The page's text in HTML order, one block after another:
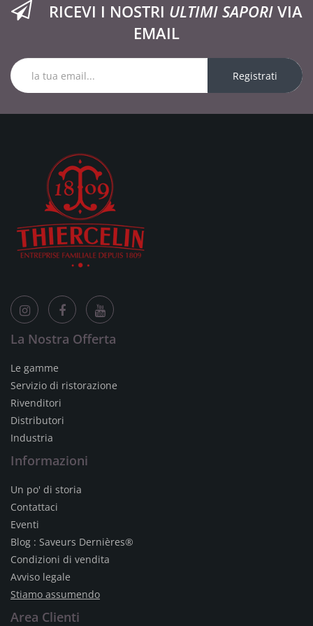
RICEVI I NOSTRI ULTIMI SAPORIVIA
EMAIL
Registrati
La Nostra Offerta
Le gamme
Servizio di ristorazione
Rivenditori
Distributori
Industria
Informazioni
Un po' di storia
Contattaci
Eventi
Blog : Saveurs Dernières®
Condizioni di vendita
Avviso legale
Stiamo assumendo
Area Clienti